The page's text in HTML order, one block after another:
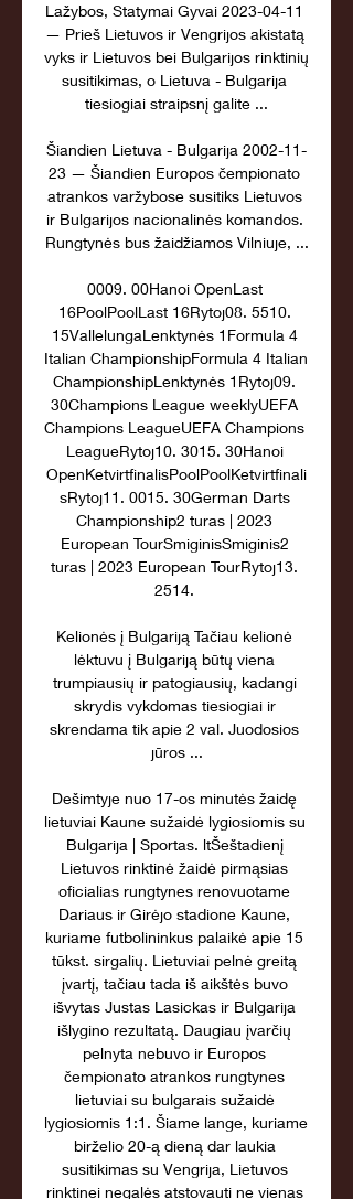
Lažybos, Statymai Gyvai 2023-04-11
— Prieš Lietuvos ir Vengrijos akistatą
vyks ir Lietuvos bei Bulgarijos rinktinių
susitikimas, o Lietuva - Bulgarija
tiesiogiai straipsnį galite ...
Šiandien Lietuva - Bulgarija 2002-11-
23 — Šiandien Europos čempionato
atrankos varžybose susitiks Lietuvos
ir Bulgarijos nacionalinės komandos.
Rungtynės bus žaidžiamos Vilniuje, ...
0009. 00Hanoi OpenLast
16PoolPoolLast 16Rytoj08. 5510.
15VallelungaLenktynės 1Formula 4
Italian ChampionshipFormula 4 Italian
ChampionshipLenktynės 1Rytoj09.
30Champions League weeklyUEFA
Champions LeagueUEFA Champions
LeagueRytoj10. 3015. 30Hanoi
OpenKetvirtfinalisPoolPoolKetvirtfinali
sRytoj11. 0015. 30German Darts
Championship2 turas | 2023
European TourSmiginisSmiginis2
turas | 2023 European TourRytoj13.
2514.
Kelionės į Bulgariją Tačiau kelionė
lėktuvu į Bulgariją būtų viena
trumpiausių ir patogiausių, kadangi
skrydis vykdomas tiesiogiai ir
skrendama tik apie 2 val. Juodosios
jūros ...
Dešimtyje nuo 17-os minutės žaidę
lietuviai Kaune sužaidė lygiosiomis su
Bulgarija | Sportas. ltŠeštadienį
Lietuvos rinktinė žaidė pirmąsias
oficialias rungtynes renovuotame
Dariaus ir Girėjo stadione Kaune,
kuriame futbolininkus palaikė apie 15
tūkst. sirgalių. Lietuviai pelnė greitą
įvartį, tačiau tada iš aikštės buvo
išvytas Justas Lasickas ir Bulgarija
išlygino rezultatą. Daugiau įvarčių
pelnyta nebuvo ir Europos
čempionato atrankos rungtynes
lietuviai su bulgarais sužaidė
lygiosiomis 1:1. Šiame lange, kuriame
birželio 20-ą dieną dar laukia
susitikimas su Vengrija, Lietuvos
rinktinei negalės atstovauti ne vienas